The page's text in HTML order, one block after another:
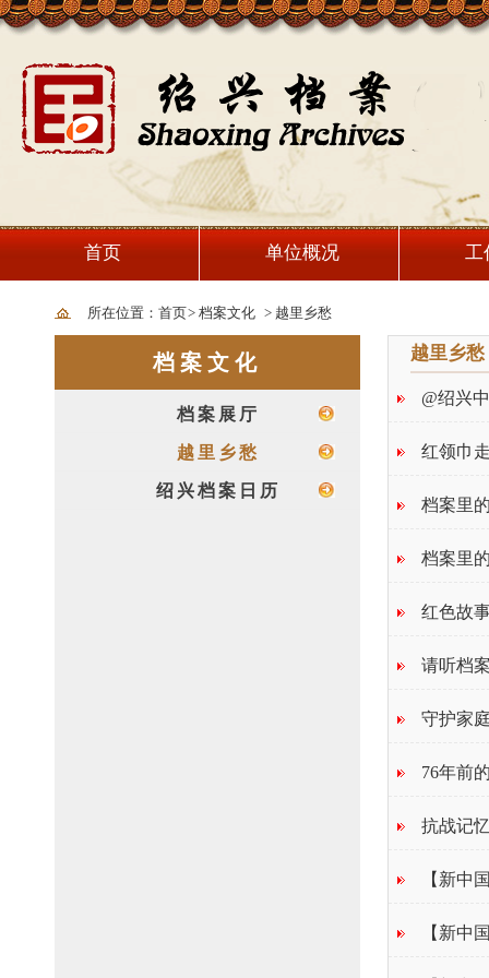
首页 单位概况 工
所在位置：首页> 档案文化 > 越里乡愁
档案文化
档案展厅
越里乡愁
绍兴档案日历
越里乡愁
@绍兴
红领巾
档案里
档案里
红色故
请听档
守护家
76年前
抗战记
【新中
青岁月
【新中